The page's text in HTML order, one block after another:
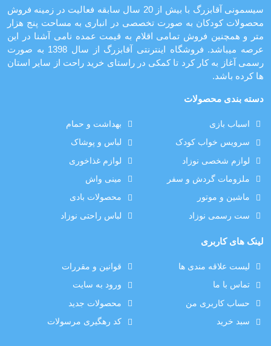
سیسمونی آقابزرگ با بیش از 20 سال سابقه فعالیت در زمینه فروش
محصولات کودکان به صورت تخصصی در انباری به مساحت پنج هزار
متر و همچنین فروش تمامی اقلام به قیمت عمده نامی آشنا در این
عرصه میباشد. فروشگاه اینترنتی آقابزرگ از سال 1398 به صورت
رسمی آغاز به کار کرد تا کمکی در راستای خرید راحت از سایر استان
ها کرده باشد.
دسته بندی محصولات
اسباب بازی بهداشت و حمام
سرویس خواب کودک لباس و پوشاک
لوازم شخصی نوزاد لوازم غذاخوری
ملزومات گردش و سفر مینی واش
ماشین و موتور محصولات بادی
ست رسمی نوزاد لباس راحتی نوزاد
لینک های کاربری
لیست علاقه مندی ها قوانین و مقررات
تماس با ما ورود به سایت
حساب کاربری من محصولات جدید
سبد خرید کد رهگیری مرسولات